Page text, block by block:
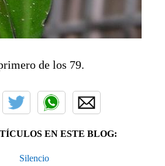
de los 79.
EN ESTE BLOG:
Silencio